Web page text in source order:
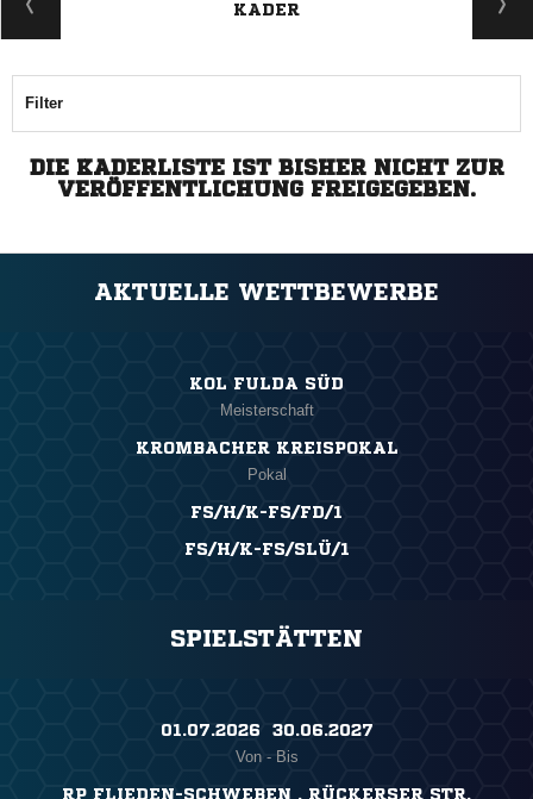
KADER
Filter
DIE KADERLISTE IST BISHER NICHT ZUR
VERÖFFENTLICHUNG FREIGEGEBEN.
AKTUELLE WETTBEWERBE
KOL FULDA SÜD
Meisterschaft
KROMBACHER KREISPOKAL
Pokal
FS/H/K-FS/FD/1
FS/H/K-FS/SLÜ/1
SPIELSTÄTTEN
01.07.2026 ​ 30.06.2027
Von - Bis
RP FLIEDEN-SCHWEBEN , RÜCKERSER STR.